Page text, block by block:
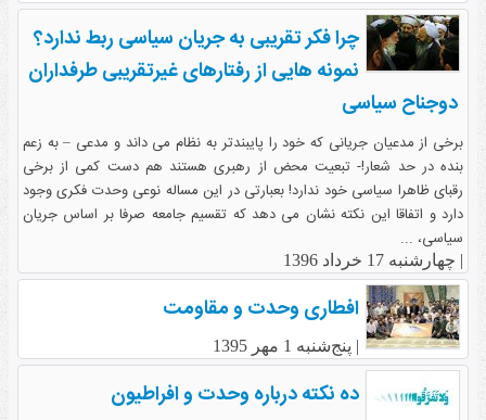
چرا فکر تقریبی به جریان سیاسی ربط ندارد؟
نمونه هایی از رفتارهای غیرتقریبی طرفداران
دوجناح سیاسی
برخی از مدعیان جریانی که خود را پایبندتر به نظام می داند و مدعی – به زعم
بنده در حد شعار!- تبعیت محض از رهبری هستند هم دست کمی از برخی
رقبای ظاهرا سیاسی خود ندارد! بعبارتی در این مساله نوعی وحدت فکری وجود
دارد و اتفاقا این نکته نشان می دهد که تقسیم جامعه صرفا بر اساس جریان
سیاسی، ...
| چهارشنبه 17 خرداد 1396
افطاری وحدت و مقاومت
| پنج‌شنبه 1 مهر 1395
ده نکته درباره وحدت و افراطیون